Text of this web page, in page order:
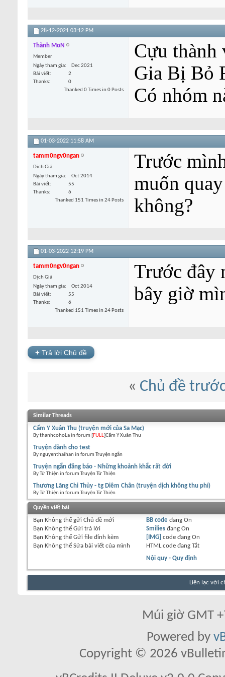
28-12-2021 03:12 PM
Thành MoN
Member
Ngày tham gia
Dec 2021
Bài viết
2
Thanks
0
Thanked 0 Times in 0 Posts
Cựu thành
Gia Bị Bỏ
Có nhóm
01-03-2022 11:58 AM
tamm0ngv0ngan
Dịch Giả
Ngày tham gia
Oct 2014
Bài viết
55
Thanks
6
Thanked 151 Times in 24 Posts
Trước
muốn
không?
01-03-2022 12:19 PM
tamm0ngv0ngan
Dịch Giả
Ngày tham gia
Oct 2014
Bài viết
55
Thanks
6
Thanked 151 Times in 24 Posts
Trước đây
bây giờ
+ Trả lời Chủ đề
« Chủ đề
Similar Threads
Cẩm Y Xuân Thu (truyện mới của Sa Mạc)
By thanhcohoLa in forum [FULL]Cẩm Y Xuân Thu
Truyện dành cho test
By nguyenthaihan in forum Truyện ngắn
Truyện ngắn đăng báo - Những khoảnh khắc rất đời
By Từ Thiện in forum Truyện Từ Thiện
Thương Lãng Chi Thủy - tg Diêm Chân (truyện dịch không thu phí)
By Từ Thiện in forum Truyện Từ Thiện
Quyền viết bài
Bạn Không thể gửi Chủ đề mới
Bạn Không thể Gửi trả lời
Bạn Không thể Gửi file đính kèm
Bạn Không thể Sửa bài viết của mình
BB code đang On
Smiliesđang On
[IMG] code đang On
HTML code đang Tắt
Nội quy - Quy định
Liên lạc với
Múi giờ GMT
Powered by
Copyright © 2026